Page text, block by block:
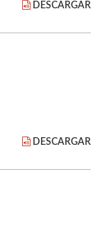
DESCARGAR
DESCARGAR